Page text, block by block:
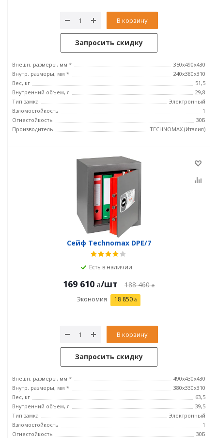
В корзину
Запросить скидку
Внешн. размеры, мм *
350х490х430
Внутр. размеры, мм *
240х380х310
Вес, кг
51,5
Внутренний объем, л
29,8
Тип замка
Электронный
Взломостойкость
1
Огнестойкость
30Б
Производитель
TECHNOMAX (Италия)
Сейф Technomax DPE/7
Есть в наличии
169 610 /шт 188 460
Экономия 18 850
В корзину
Запросить скидку
Внешн. размеры, мм *
490х430х430
Внутр. размеры, мм *
380х330х310
Вес, кг
63,5
Внутренний объем, л
39,5
Тип замка
Электронный
Взломостойкость
1
Огнестойкость
30Б